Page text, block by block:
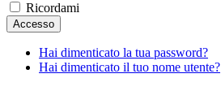
Ricordami
Accesso
Hai dimenticato la tua password?
Hai dimenticato il tuo nome utente?